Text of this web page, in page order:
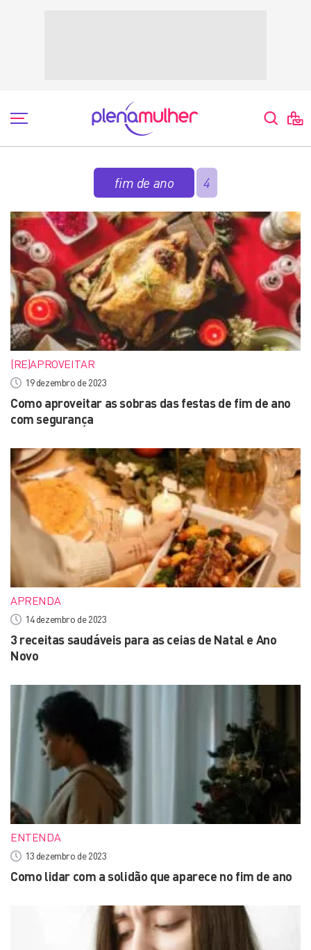
fim de ano 4
(RE)APROVEITAR
19 dezembro de 2023
Como aproveitar as sobras das festas de fim de ano
com segurança
APRENDA
14 dezembro de 2023
3 receitas saudáveis para as ceias de Natal e Ano
Novo
ENTENDA
13 dezembro de 2023
Como lidar com a solidão que aparece no fim de ano